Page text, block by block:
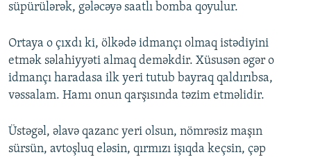
süpürülərək, gələcəyə saatlı bomba qoyulur.
Ortaya o çıxdı ki, ölkədə idmançı olmaq istədiyini
etmək səlahiyyəti almaq deməkdir. Xüsusən əgər o
idmançı haradasa ilk yeri tutub bayraq qaldırıbsa,
vəssalam. Hamı onun qarşısında təzim etməlidir.
Üstəgəl, əlavə qazanc yeri olsun, nömrəsiz maşın
sürsün, avtoşluq eləsin, qırmızı işıqda keçsin, çəp